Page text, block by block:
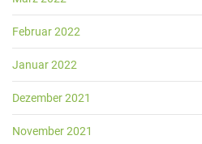
Februar 2022
Januar 2022
Dezember 2021
November 2021